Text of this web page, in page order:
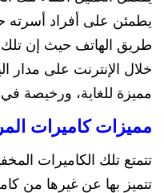
يطمئن على أفراد أسرته
طريق الهاتف حيث إن تلك
خلال الإنترنت على مدار
مميزة للغاية، ورخيصة
مميزات كاميرات
تتمتع تلك الكاميرات
تتميز بها عن غيرها من